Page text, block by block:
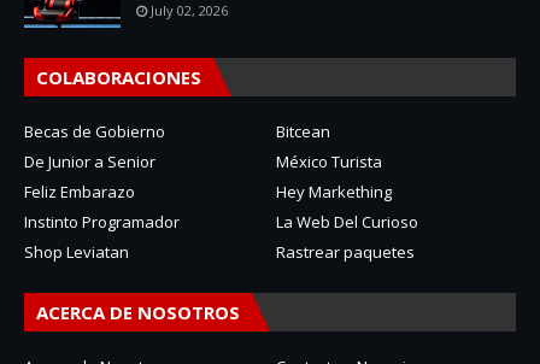
July 02, 2026
COLABORACIONES
Becas de Gobierno
Bitcean
De Junior a Senior
México Turista
Feliz Embarazo
Hey Markething
Instinto Programador
La Web Del Curioso
Shop Leviatan
Rastrear paquetes
ACERCA DE NOSOTROS